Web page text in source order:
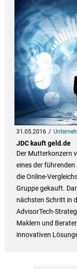
31.05.2016
JDC kauft geld.de
Der Mutterkonzern
eines der
die Online-
Gruppe gekauft.
nächsten Schritt in
AdvisorTech-
Maklern und
innovativen